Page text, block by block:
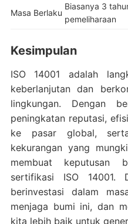
Masa Berlaku
Biasanya 3
pemeliharaan
Kesimpulan
ISO 14001 adalah
keberlanjutan dan
lingkungan. Dengan
peningkatan reputasi,
ke pasar global,
kekurangan yang
membuat keputusan
sertifikasi ISO 14001.
berinvestasi dalam
menjaga bumi ini, dan
kita lebih baik untuk